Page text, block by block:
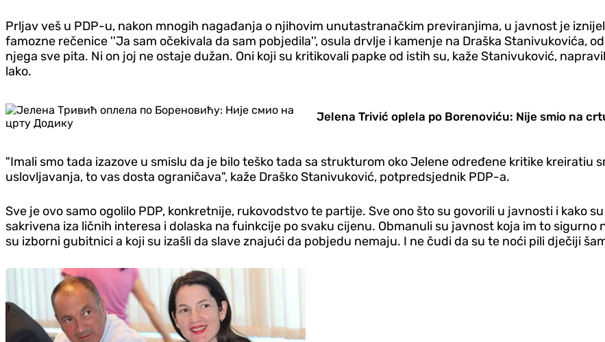
Prljav veš u PDP-u, nakon mnogih nagađanja o njihovim unutastranačkim previranjima, u javnost je
famozne rečenice ''Ja sam očekivala da sam pobjedila'', osula drvlje i kamenje na Draška Stanivukovića,
njega sve pita. Ni on joj ne ostaje dužan. Oni koji su kritikovali papke od istih su, kaže Stanivuković,
lako.
Jelena Trivić oplela po Borenoviću: Nije smio na
"Imali smo tada izazove u smislu da je bilo teško tada sa strukturom oko Jelene određene kritike kreiratiu
uslovljavanja, to vas dosta ograničava", kaže Draško Stanivuković, potpredsjednik PDP-a.
Sve je ovo samo ogolilo PDP, konkretnije, rukovodstvo te partije. Sve ono što su govorili u javnosti i kako
sakrivena iza ličnih interesa i dolaska na fuinkcije po svaku cijenu. Obmanuli su javnost koja im to sigurno
su izborni gubitnici a koji su izašli da slave znajući da pobjedu nemaju. I ne čudi da su te noći pili dječiji